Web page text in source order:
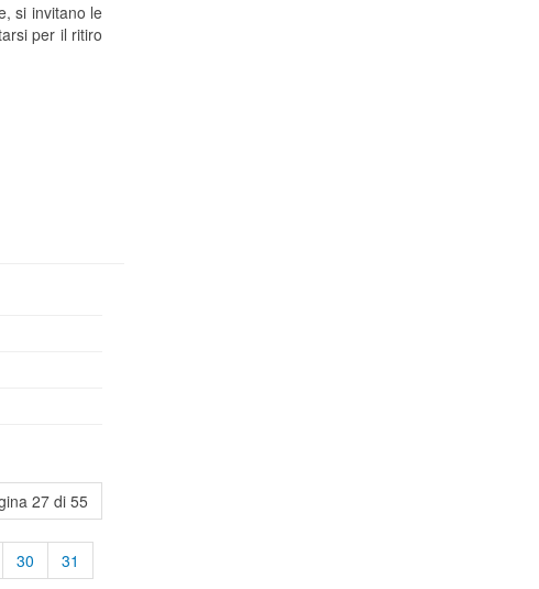
si invitano le
per il ritiro
27 di 55
30 31